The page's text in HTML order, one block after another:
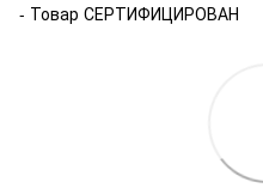
- Товар СЕРТИФИЦИРОВАН